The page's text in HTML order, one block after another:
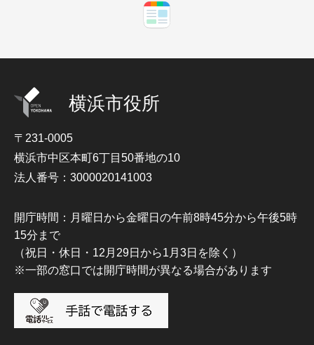
横浜市役所
〒231-0005
横浜市中区本町6丁目50番地の10
法人番号：3000020141003
開庁時間：月曜日から金曜日の午前8時45分から午後5時
15分まで
（祝日・休日・12月29日から1月3日を除く）
※一部の窓口では開庁時間が異なる場合があります